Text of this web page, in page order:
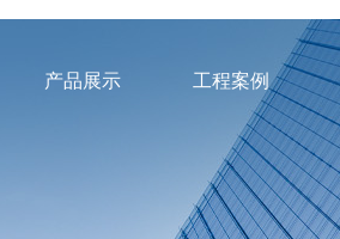
产品展示 工程案例